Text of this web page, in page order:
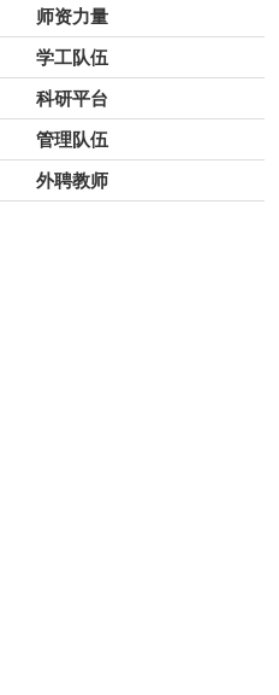
师资力量
学工队伍
科研平台
管理队伍
外聘教师